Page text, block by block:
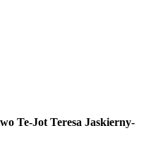
Te-Jot Teresa Jaskierny-